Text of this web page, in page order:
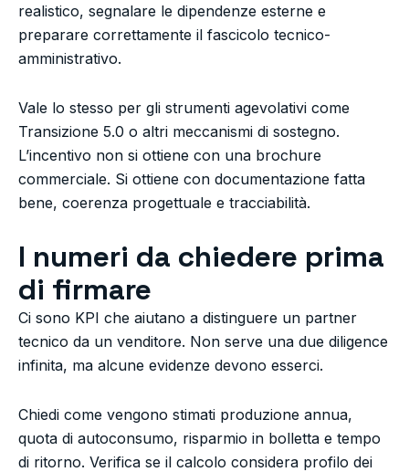
realistico, segnalare le dipendenze esterne e
preparare correttamente il fascicolo tecnico-
amministrativo.
Vale lo stesso per gli strumenti agevolativi come
Transizione 5.0 o altri meccanismi di sostegno.
L’incentivo non si ottiene con una brochure
commerciale. Si ottiene con documentazione fatta
bene, coerenza progettuale e tracciabilità.
I numeri da chiedere prima
di firmare
Ci sono KPI che aiutano a distinguere un partner
tecnico da un venditore. Non serve una due diligence
infinita, ma alcune evidenze devono esserci.
Chiedi come vengono stimati produzione annua,
quota di autoconsumo, risparmio in bolletta e tempo
di ritorno. Verifica se il calcolo considera profilo dei